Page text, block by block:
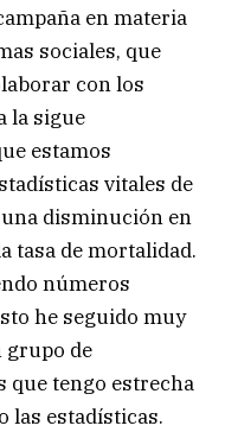
en materia
sociales, que
con los
la sigue
estamos
vitales de
disminución en
tasa de mortalidad.
números
he seguido muy
grupo de
que tengo estrecha
las estadísticas.